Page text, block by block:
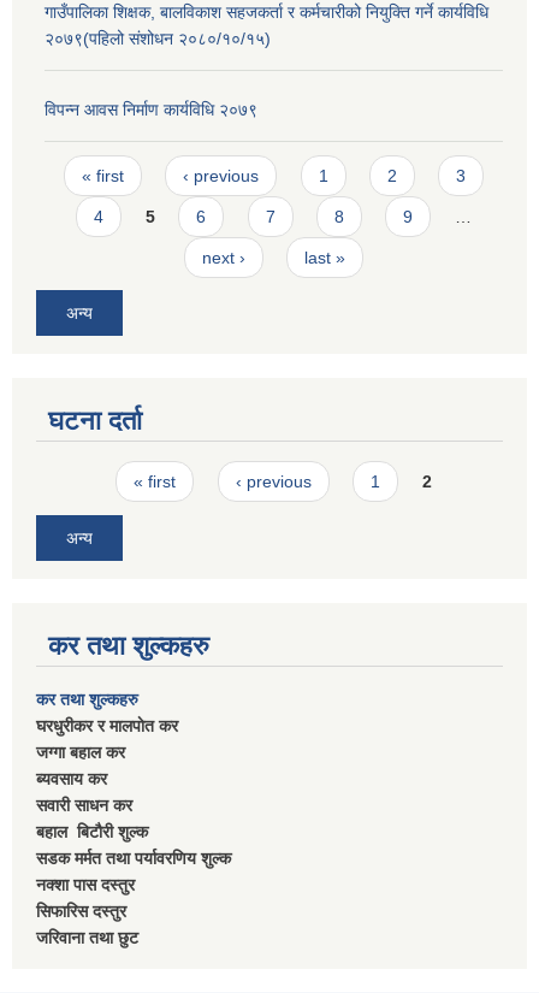
गाउँपालिका शिक्षक, बालविकाश सहजकर्ता र कर्मचारीको नियुक्ति गर्ने कार्यविधि
२०७९(पहिलो संशोधन २०८०/१०/१५)
विपन्न आवस निर्माण कार्यविधि २०७९
Pages
« first ‹ previous 1 2 3
4 5 6 7 8 9
next › last »
अन्य
घटना दर्ता
Pages« first ‹ previous 1 2
अन्य
कर तथा शुल्कहरु
कर तथा शुल्कहरु
घरधुरीकर र मालपाेत कर
जग्गा बहाल कर
ब्यवसाय कर
सवारी साधन कर
बहाल बिटाैरी शुल्क
सडक मर्मत तथा पर्यावरणिय शुल्क
नक्शा पास दस्तुर
सिफारिस दस्तुर
जरिवाना तथा छुट